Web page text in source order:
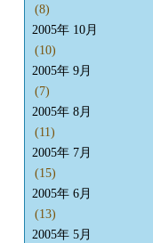
(8)
2005年 10月
(10)
2005年 9月
(7)
2005年 8月
(11)
2005年 7月
(15)
2005年 6月
(13)
2005年 5月